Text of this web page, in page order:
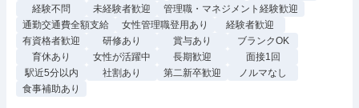
経験不問
未経験者歓迎
管理職・マネジメント経験歓迎
通勤交通費全額支給
女性管理職登用あり
経験者歓迎
有資格者歓迎
研修あり 賞与あり
ブランクOK
育休あり
女性が活躍中 長期歓迎
面接1回
駅近5分以内
社割あり 第二新卒歓迎
ノルマなし
食事補助あり